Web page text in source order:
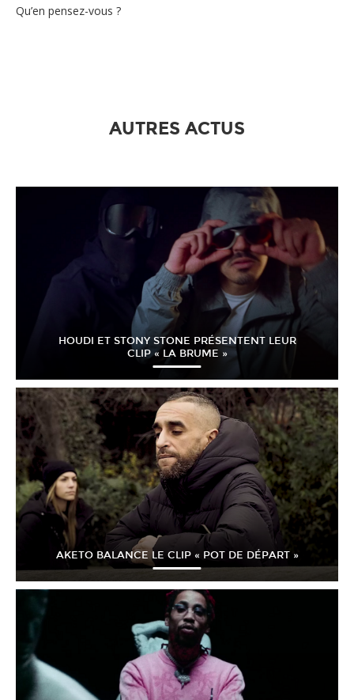
Qu’en pensez-vous ?
AUTRES ACTUS
HOUDI ET STONY STONE PRÉSENTENT LEUR
CLIP « LA BRUME »
AKETO BALANCE LE CLIP « POT DE DÉPART »